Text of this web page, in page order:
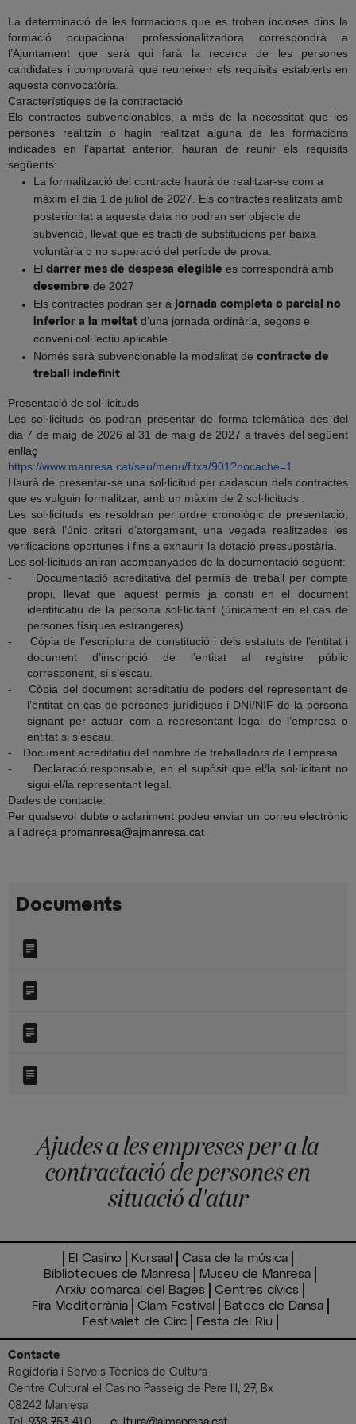
Ajudes a les empreses per a la
contractació de persones en
situació d'atur
La determinació de les formacions que es troben incloses dins la
formació ocupacional professionalitzadora correspondrà a
l’Ajuntament que serà qui farà la recerca de les persones
candidates i comprovarà que reuneixen els requisits establerts en
aquesta convocatòria.
Característiques de la contractació
Els contractes subvencionables, a més de la necessitat que les
persones realitzin o hagin realitzat alguna de les formacions
indicades en l’apartat anterior, hauran de reunir els requisits
següents:
La formalització del contracte haurà de realitzar-se com a
màxim el dia 1 de juliol de 2027. Els contractes realitzats amb
posterioritat a aquesta data no podran ser objecte de
subvenció, llevat que es tracti de substitucions per baixa
voluntària o no superació del període de prova.
El darrer mes de despesa elegible es correspondrà amb
desembre de 2027
Els contractes podran ser a jornada completa o parcial
no
inferior a la meitat d’una jornada ordinària, segons el
conveni col·lectiu aplicable.
Només serà subvencionable la modalitat de contracte de
treball indefinit
Presentació de sol·licituds
Les sol·licituds es podran presentar de forma telemàtica des del
dia 7 de maig de 2026 al 31 de maig de 2027 a través del següent
enllaç
https://www.manresa.cat/seu/menu/fitxa/901?nocache=1
Haurà de presentar-se una sol·licitud per cadascun dels contractes
que es vulguin formalitzar, amb un màxim de 2 sol·licituds .
Les sol·licituds es resoldran per ordre cronològic de presentació,
que serà l’únic criteri d’atorgament, una vegada realitzades les
verificacions oportunes i fins a exhaurir la dotació pressupostària.
Les sol·licituds aniran acompanyades de la documentació següent:
-
Documentació acreditativa del permís de treball per compte
propi, llevat que aquest permís ja consti en el document
identificatiu de la persona sol·licitant (únicament en el cas de
persones físiques estrangeres)
-
Còpia de l’escriptura de constitució i dels estatuts de l’entitat i
document d’inscripció de l’entitat al registre públic
corresponent, si s’escau.
-
Còpia del document acreditatiu de poders del representant de
l’entitat en cas de persones jurídiques i DNI/NIF de la persona
signant per actuar com a representant legal de l’empresa o
entitat si s’escau.
- Document acreditatiu del nombre de treballadors de l’empresa
-
Declaració responsable, en el supòsit que el/la sol·licitant no
sigui el/la representant legal.
Dades de contacte:
Per qualsevol dubte o aclariment podeu enviar un correu electrònic
a l’adreça promanresa@ajmanresa.cat
Documents
El Casino Kursaal
Casa de la música
Biblioteques de Manresa
Museu de Manresa
Arxiu comarcal del Bages
Centres cívics
Fira Mediterrània
Clam Festival
Batecs de Dansa
Festivalet de Circ
Festa del Riu
Contacte
Regidoria i Serveis Tècnics de Cultura
Centre Cultural el Casino Passeig de Pere III, 27, Bx
08242 Manresa